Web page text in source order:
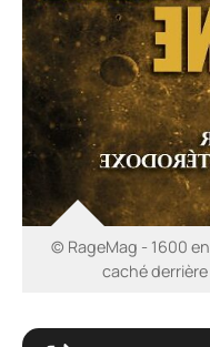
© RageMag - 1600
caché